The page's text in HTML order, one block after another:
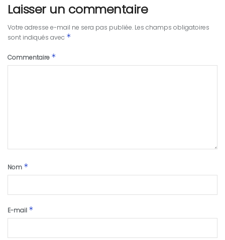
Laisser un commentaire
Votre adresse e-mail ne sera pas publiée. Les champs obligatoires
sont indiqués avec *
Commentaire *
Nom *
E-mail *